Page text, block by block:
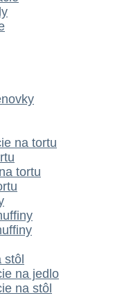
na tortu
tortu
stôl
na jedlo
na stôl